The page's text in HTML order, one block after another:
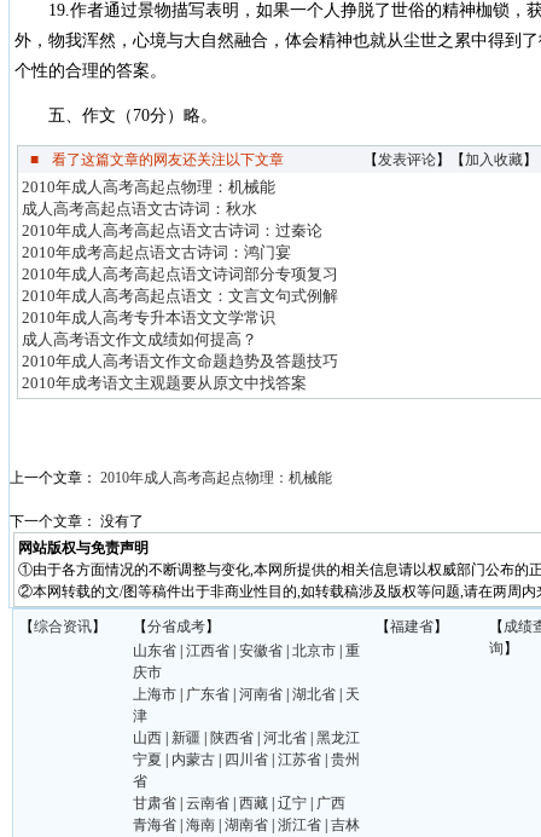
19.作者通过景物描写表明，如果一个人挣脱了世俗的精神枷锁，
外，物我浑然，心境与大自然融合，体会精神也就从尘世之累中得到
个性的合理的答案。
五、作文（70分）略。
■ 看了这篇文章的网友还关注以下文章 【发表评论】【加入收藏
2010年成人高考高起点物理：机械能
成人高考高起点语文古诗词：秋水
2010年成人高考高起点语文古诗词：过秦论
2010年成考高起点语文古诗词：鸿门宴
2010年成人高考高起点语文诗词部分专项复习
2010年成人高考高起点语文：文言文句式例解
2010年成人高考专升本语文文学常识
成人高考语文作文成绩如何提高？
2010年成人高考语文作文命题趋势及答题技巧
2010年成考语文主观题要从原文中找答案
上一个文章： 2010年成人高考高起点物理：机械能
下一个文章： 没有了
网站版权与免责声明
①由于各方面情况的不断调整与变化,本网所提供的相关信息请以权威部门公布的
②本网转载的文/图等稿件出于非商业性目的,如转载稿涉及版权等问题,请在两周内
【综合资讯】 【分省成考】
山东省 江西省 安徽省 北京市 重
庆市
上海市
广东省 河南省 湖北省
天
津
山西 新疆 陕西省 河北省 黑龙江
宁夏
内蒙古 四川省 江苏省 贵州
省
甘肃省 云南省 西藏 辽宁
广西
青海省 海南 湖南省 浙江省 吉林
【福建省】 【 成绩
询 】